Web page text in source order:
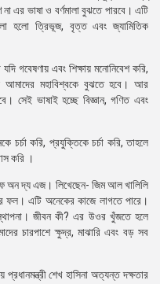
এর ভাষা ও বর্ণমালা বুঝতে পারবে। এটি
হলো ত্রিভূজ, বৃত্ত এবং জ্যামিতিক
গবেষণায় এবং শিক্ষায় মনোনিবেশ করি,
আমাদের মহাবিশ্বকে বুঝতে হবে। আর
সেই ভাষাই হচ্ছে বিজ্ঞান, গণিত এবং
চর্চা করি, প্রযুক্তিকে চর্চা করি, তাহলে
করি ।
অন দ্য এজ। লিখেছেন- জিম আল খালিলি
ফল। এটি অনেকের কাজে লাগতে পারে।
জীবন কী? এর উওর খুঁজতে হলে
চারপাশে ক্ষুদ্র, মাঝারি এবং বড় সব
শেখ হাসিনা অত্যন্ত দক্ষতার